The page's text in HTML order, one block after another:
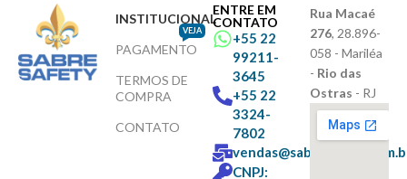
INSTITUCIONAL
PAGAMENTO
VEJA
TERMOS DE
COMPRA
CONTATO
ENTRE EM
CONTATO
+55 22
99211-
3645
+55 22
3324-
7802
CNPJ:
Rua Macaé
276, 28.896-
058 - Mariléa
- Rio das
Ostras - RJ